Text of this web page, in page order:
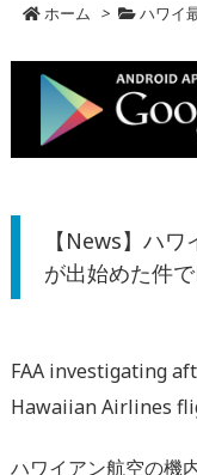
ホーム > ハワイ
【News】ハ
が出始めた件
FAA investigating
Hawaiian Airlines
ハワイアン航空の機